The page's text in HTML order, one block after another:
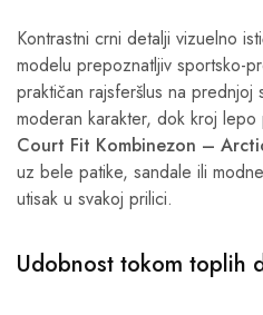
Kontrastni crni detalji vizuelno
modelu prepoznatljiv sportsko-
praktičan rajsferšlus na prednjoj
moderan karakter, dok kroj
Court Fit Kombinezon –
uz bele patike, sandale ili
utisak u svakoj prilici.
Udobnost tokom toplih